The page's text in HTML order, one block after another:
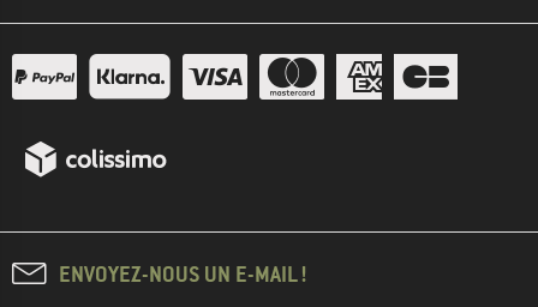
ENVOYEZ-NOUS UN E-MAIL !